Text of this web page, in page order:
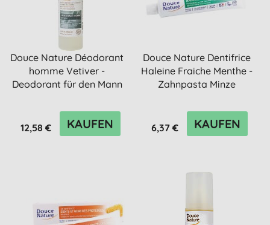
Douce Nature Déodorant
homme Vetiver -
Deodorant für den Mann
12,58 € KAUFEN
Douce Nature Dentifrice
Haleine Fraiche Menthe -
Zahnpasta Minze
6,37 € KAUFEN